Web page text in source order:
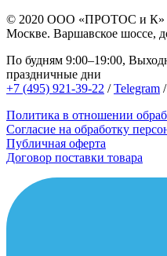
© 2020 ООО «ПРОТОС и К»
Москве. Варшавское шоссе,
По будням 9:00–19:00,
праздничные дни
+7 (495) 921-39-22 /Telegram /
Политика в отношении
Согласие на обработку
Публичная оферта
Договор поставки товара